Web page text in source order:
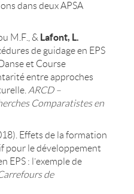
dans deux APSA
M.F., & Lafont, L.
de guidage en EPS
et Course
entre approches
ARCD –
Comparatistes en
Effets de la formation
pour le développement
EPS : l’exemple de
de